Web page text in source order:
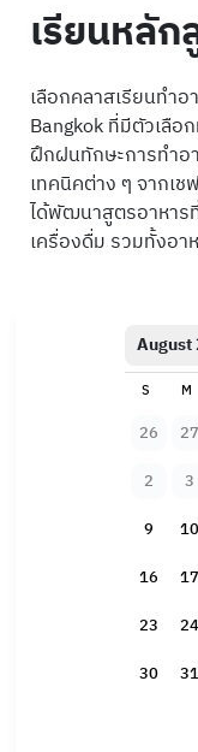
เรียนหลั
เลือกคลาสเรียนทำ
Bangkok ที่มีตัวเลือ
ฝึกฝนทักษะการทำอ
เทคนิคต่าง ๆ จากเ
ได้พัฒนาสูตรอาหาร
เครื่องดื่ม รวมทั้งอา
August
S M
26 27
2
3
9
10
16
17
23
24
30
31